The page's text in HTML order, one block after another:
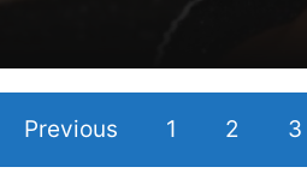
Previous 1 2 3